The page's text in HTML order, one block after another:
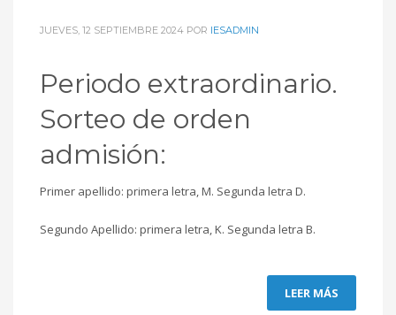
JUEVES, 12 SEPTIEMBRE 2024 POR IESADMIN
Periodo extraordinario.
Sorteo de orden
admisión:
Primer apellido: primera letra, M. Segunda letra D.
Segundo Apellido: primera letra, K. Segunda letra B.
LEER MÁS